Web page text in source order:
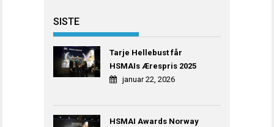
SISTE
Tarje Hellebust får
HSMAIs Ærespris 2025
januar 22, 2026
HSMAI Awards Norway